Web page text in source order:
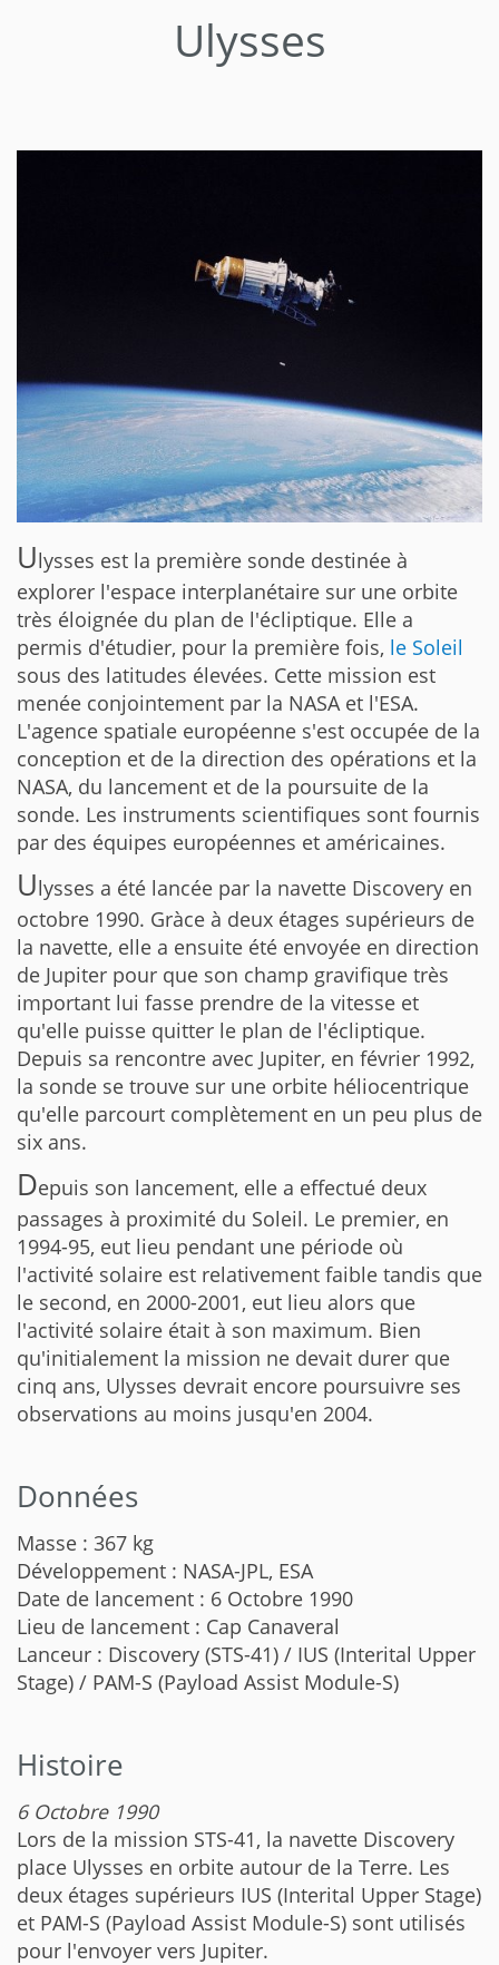
Ulysses
Ulysses est la première sonde destinée à
explorer l'espace interplanétaire sur une orbite
très éloignée du plan de l'écliptique. Elle a
permis d'étudier, pour la première fois, le Soleil
sous des latitudes élevées. Cette mission est
menée conjointement par la NASA et l'ESA.
L'agence spatiale européenne s'est occupée de la
conception et de la direction des opérations et la
NASA, du lancement et de la poursuite de la
sonde. Les instruments scientifiques sont fournis
par des équipes européennes et américaines.
Ulysses a été lancée par la navette Discovery en
octobre 1990. Gràce à deux étages supérieurs de
la navette, elle a ensuite été envoyée en direction
de Jupiter pour que son champ gravifique très
important lui fasse prendre de la vitesse et
qu'elle puisse quitter le plan de l'écliptique.
Depuis sa rencontre avec Jupiter, en février 1992,
la sonde se trouve sur une orbite héliocentrique
qu'elle parcourt complètement en un peu plus de
six ans.
Depuis son lancement, elle a effectué deux
passages à proximité du Soleil. Le premier, en
1994-95, eut lieu pendant une période où
l'activité solaire est relativement faible tandis que
le second, en 2000-2001, eut lieu alors que
l'activité solaire était à son maximum. Bien
qu'initialement la mission ne devait durer que
cinq ans, Ulysses devrait encore poursuivre ses
observations au moins jusqu'en 2004.
Données
Masse : 367 kg
Développement : NASA-JPL, ESA
Date de lancement : 6 Octobre 1990
Lieu de lancement : Cap Canaveral
Lanceur : Discovery (STS-41) / IUS (Interital Upper
Stage) / PAM-S (Payload Assist Module-S)
Histoire
6 Octobre 1990
Lors de la mission STS-41, la navette Discovery
place Ulysses en orbite autour de la Terre. Les
deux étages supérieurs IUS (Interital Upper Stage)
et PAM-S (Payload Assist Module-S) sont utilisés
pour l'envoyer vers Jupiter.